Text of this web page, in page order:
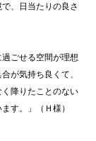
、日当たりの良さ
ごせる空間が理想
が気持ち良くて、
降りたことのない
す。」（Ｈ様）